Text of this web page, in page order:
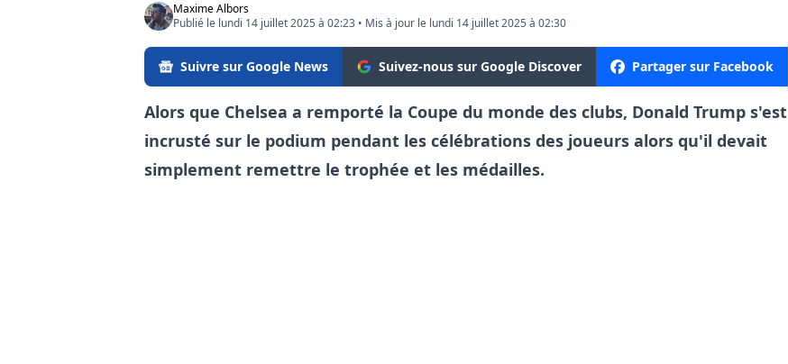
Maxime Albors
Publié le lundi 14 juillet 2025 à 02:23 • Mis à jour le lundi 14 juillet 2025 à 02:30
Suivre sur Google News Suivez-nous sur Google Discover Partager sur Facebook
Alors que Chelsea a remporté la Coupe du monde des clubs, Donald Trump s'est
incrusté sur le podium pendant les célébrations des joueurs alors qu'il devait
simplement remettre le trophée et les médailles.